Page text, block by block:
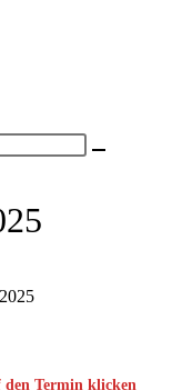
den Termin klicken